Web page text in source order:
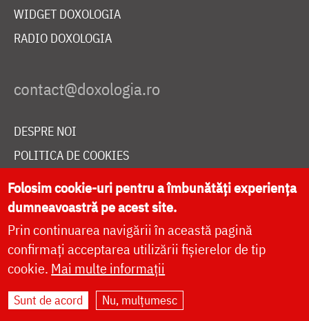
WIDGET DOXOLOGIA
RADIO DOXOLOGIA
DESPRE NOI
POLITICA DE COOKIES
DONEAZĂ ONLINE PENTRU CATEDRALA NAȚIONALĂ
LIVE
Site dezvoltat deDOXOLOGIA MEDIA
Arhiepiscopia Iașilor | ©
Folosim cookie-uri pentru a îmbunătăți experiența
dumneavoastră pe acest site.
Prin continuarea navigării în această pagină
confirmați acceptarea utilizării fișierelor de tip
cookie. Mai multe informații
Sunt de acord Nu, mulțumesc